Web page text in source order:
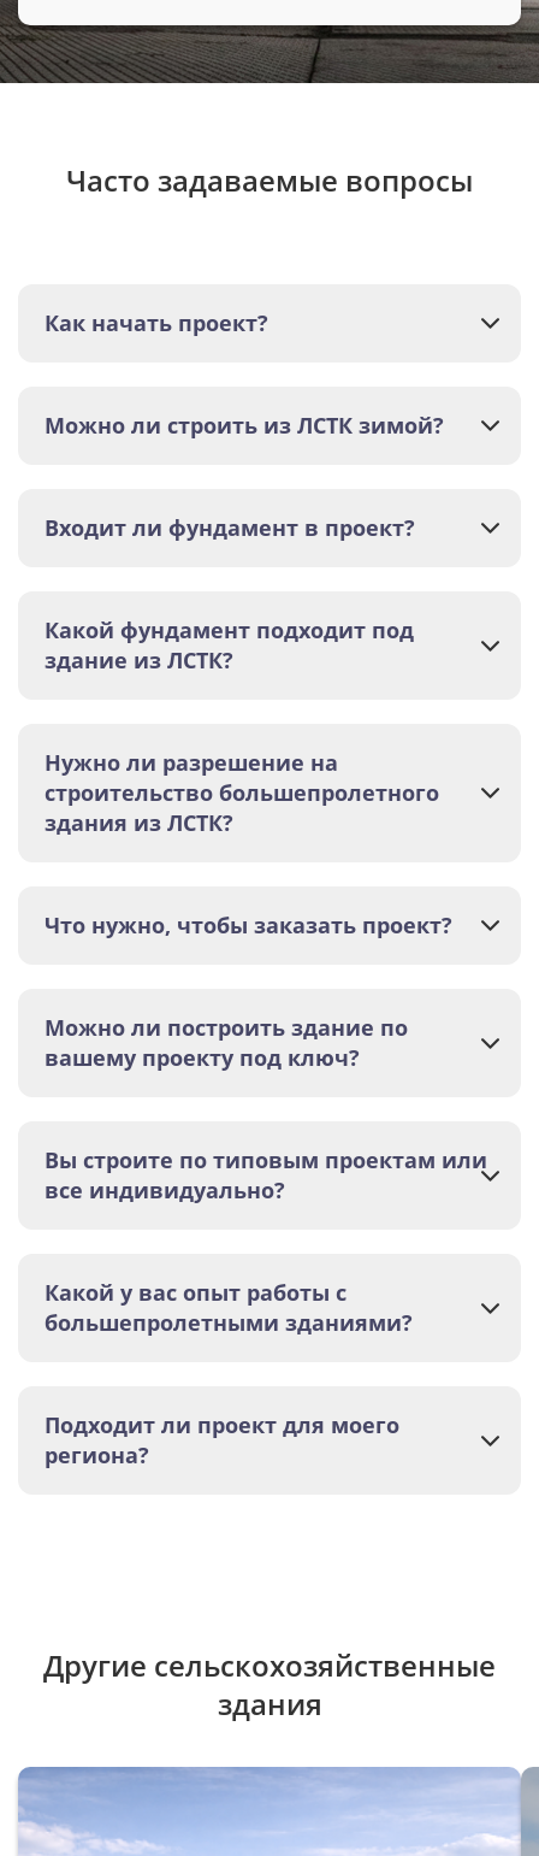
Часто задаваемые вопросы
Как начать проект?
Можно ли строить из ЛСТК зимой?
Входит ли фундамент в проект?
Какой фундамент подходит под
здание из ЛСТК?
Нужно ли разрешение на
строительство большепролетного
здания из ЛСТК?
Что нужно, чтобы заказать проект?
Можно ли построить здание по
вашему проекту под ключ?
Вы строите по типовым проектам или
все индивидуально?
Какой у вас опыт работы с
большепролетными зданиями?
Подходит ли проект для моего
региона?
Другие сельскохозяйственные
здания